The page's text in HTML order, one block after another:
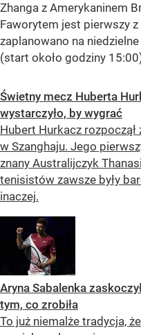
Zhanga z Amerykaninem
Faworytem jest pierwszy
zaplanowano na
(start około godziny
Świetny mecz Huberta
wystarczyło, by wygrać
Hubert Hurkacz rozpoczął
w Szanghaju. Jego
znany Australijczyk
tenisistów zawsze były
inaczej.
Aryna Sabalenka
tym, co zrobiła
To już niemalże tradycja,